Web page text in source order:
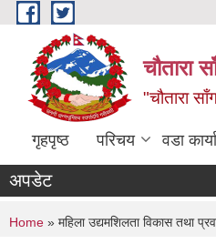
Skip to main content
चौतारा
"चौतारा
गृहपृष्ठ परिचय वडा
अपडेट
You are here
Home » महिला उद्यमशिलता विकास तथा